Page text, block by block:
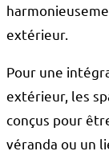
extérieur.
Pour une
extérieur, les
conçus pour
véranda ou un